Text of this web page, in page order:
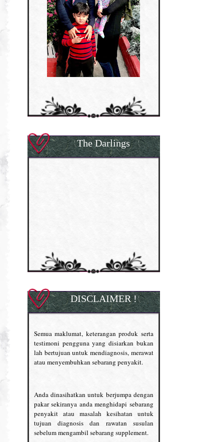
The Darlings
DISCLAIMER !
Semua maklumat, keterangan produk serta
testimoni pengguna yang disiarkan bukan
lah bertujuan untuk mendiagnosis, merawat
atau menyembuhkan sebarang penyakit.
Anda dinasihatkan untuk berjumpa dengan
pakar sekiranya anda menghidapi sebarang
penyakit atau masalah kesihatan untuk
tujuan diagnosis dan rawatan susulan
sebelum mengambil sebarang supplement.